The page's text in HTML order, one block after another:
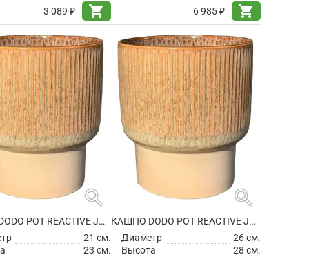
3 089 ₽
shopping_cart
6 985 ₽
shopping_cart
search
КАШПО DODO POT REACTIVE JADE GREEN
21 см.
23 см.
search
КАШПО DODO POT REACTIVE JADE GREEN
Диаметр
26 см.
Высота
28 см.